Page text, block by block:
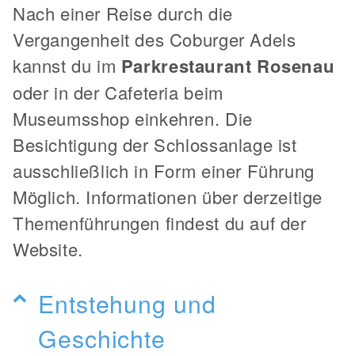
Nach einer Reise durch die
Vergangenheit des Coburger Adels
kannst du im Parkrestaurant Rosenau
oder in der Cafeteria beim
Museumsshop einkehren. Die
Besichtigung der Schlossanlage ist
ausschließlich in Form einer Führung
Möglich. Informationen über derzeitige
Themenführungen findest du auf der
Website.
Entstehung und
Geschichte